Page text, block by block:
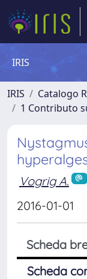
IRIS
IRIS
Catalogo
1 Contributo
Vogrig A.
2016-01-01
Scheda
Scheda